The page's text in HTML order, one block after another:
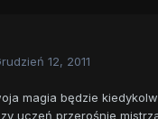
12, 2011
magia będzie
uczeń przerośnie